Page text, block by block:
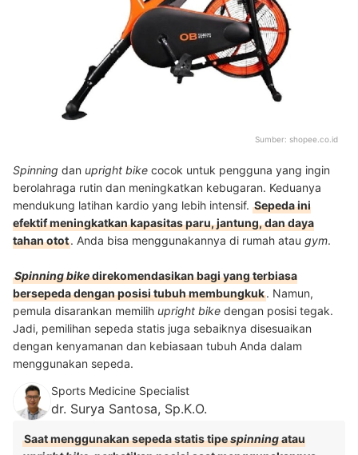
Sumber: shopee.co.id
Spinning dan upright bike cocok untuk pengguna yang ingin
berolahraga rutin dan meningkatkan kebugaran. Keduanya
mendukung latihan kardio yang lebih intensif. Sepeda ini
efektif meningkatkan kapasitas paru, jantung, dan daya
tahan otot. Anda bisa menggunakannya di rumah atau gym.
Spinning bikedirekomendasikan bagi yang terbiasa
bersepeda dengan posisi tubuh membungkuk. Namun,
pemula disarankan memilih upright bike dengan posisi tegak.
Jadi, pemilihan sepeda statis juga sebaiknya disesuaikan
dengan kenyamanan dan kebiasaan tubuh Anda dalam
menggunakan sepeda.
Sports Medicine Specialist
dr. Surya Santosa, Sp.K.O.
Saat menggunakan sepeda statis tipespinningatau